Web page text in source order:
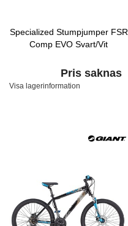
Specialized Stumpjumper FSR
Comp EVO Svart/Vit
Pris saknas
Visa lagerinformation